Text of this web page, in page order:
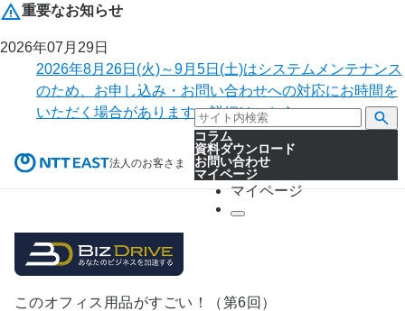
重要なお知らせ
2026年07月29日
2026年8月26日(火)～9月5日(土)はシステムメンテナンス
のため、お申し込み・お問い合わせへの対応にお時間を
いただく場合があります。詳細はこちら。
法人のお客さま
コラム
資料ダウンロード
お問い合わせ
マイページ
マイページ
このオフィス用品がすごい！（第6回）